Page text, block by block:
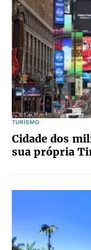
TURISMO
Cidade dos
sua própria